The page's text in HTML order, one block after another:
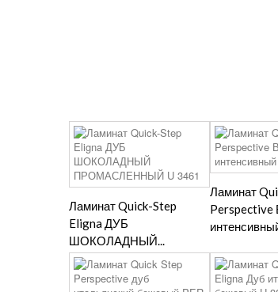
Ламинат Quick-Step
Eligna ДУБ
ШОКОЛАДНЫЙ...
Ламинат
Perspective